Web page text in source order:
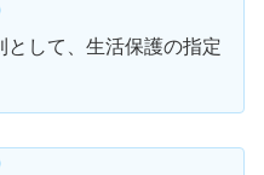
して、生活保護の指定